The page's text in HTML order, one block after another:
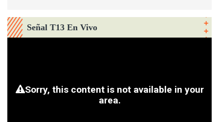
Señal T13 En Vivo